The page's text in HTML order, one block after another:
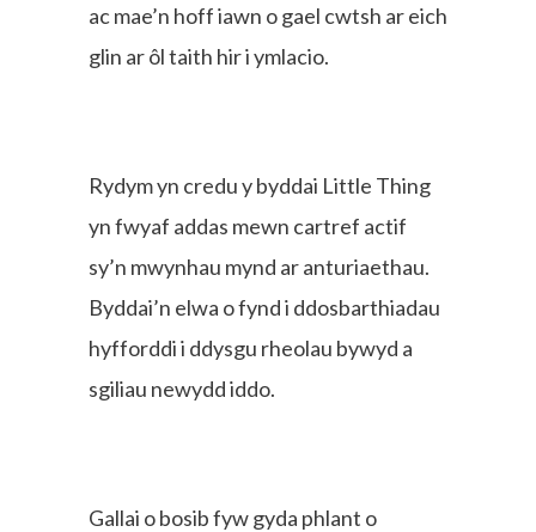
ac mae’n hoff iawn o gael cwtsh ar eich
glin ar ôl taith hir i ymlacio.
Rydym yn credu y byddai Little Thing
yn fwyaf addas mewn cartref actif
sy’n mwynhau mynd ar anturiaethau.
Byddai’n elwa o fynd i ddosbarthiadau
hyfforddi i ddysgu rheolau bywyd a
sgiliau newydd iddo.
Gallai o bosib fyw gyda phlant o